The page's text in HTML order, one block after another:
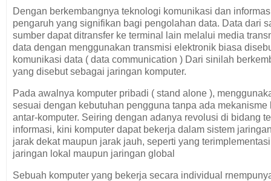
Dengan berkembangnya teknologi komunikasi dan
pengaruh yang signifikan bagi pengolahan data. Data dari
sumber dapat ditransfer ke terminal lain melalui media
data dengan menggunakan transmisi elektronik biasa
komunikasi data ( data communication ) Dari sinilah
yang disebut sebagai jaringan komputer.
Pada awalnya komputer pribadi ( stand alone ),
sesuai dengan kebutuhan pengguna tanpa ada mekanisme
antar-komputer. Seiring dengan adanya revolusi di bidang
informasi, kini komputer dapat bekerja dalam sistem
jarak dekat maupun jarak jauh, seperti yang
jaringan lokal maupun jaringan global
Sebuah komputer yang bekerja secara individual